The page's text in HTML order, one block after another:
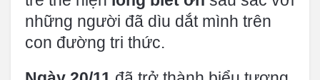
những người đã dìu dắt mình trên
con đường tri thức.